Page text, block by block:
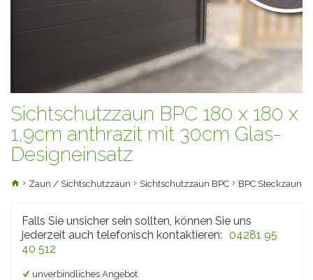
Sichtschutzzaun BPC 180 x 180 x
1,9cm anthrazit mit 30cm Glas-
Designeinsatz
Zaun / Sichtschutzzaun Sichtschutzzaun BPC BPC Steckzaun
Falls Sie unsicher sein sollten, können Sie uns
jederzeit auch telefonisch kontaktieren: 04281 95
40 512
unverbindliches Angebot